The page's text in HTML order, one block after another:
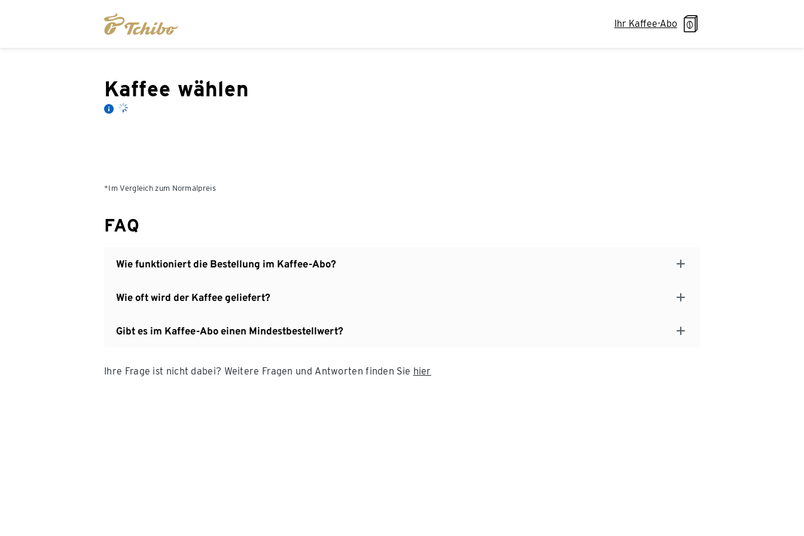
Ihr Kaffee-Abo
Kaffee wählen
*Im Vergleich zum Normalpreis
FAQ
Wie funktioniert die Bestellung im Kaffee-Abo?
Wie oft wird der Kaffee geliefert?
Gibt es im Kaffee-Abo einen Mindestbestellwert?
Ihre Frage ist nicht dabei? Weitere Fragen und Antworten finden Sie hier